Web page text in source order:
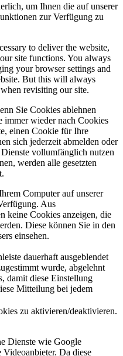
um Ihnen die auf unserer
zur Verfügung zu
to deliver the website,
site functions. You always
your browser settings and
But this will always
revisiting our site.
Sie Cookies ablehnen
immer wieder nach Cookies
einen Cookie für Ihre
sich jederzeit abmelden oder
vollumfänglich nutzen
werden alle gesetzten
Computer auf unserer
Aus
keine Cookies anzeigen, die
Diese können Sie in den
einsehen.
dauerhaft ausgeblendet
wurde, abgelehnt
damit diese Einstellung
Mitteilung bei jedem
zu aktivieren/deaktivieren.
Dienste wie Google
Da diese